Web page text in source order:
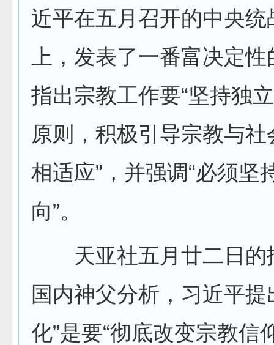
近平在五月召开的中央统
上，发表了一番富决定
指出宗教工作要“坚持独
原则，积极引导宗教与
相适应”，并强调“必须坚
向”。
天亚社五月廿二日的
国内神父分析，习近平提
化”是要“彻底改变宗教信